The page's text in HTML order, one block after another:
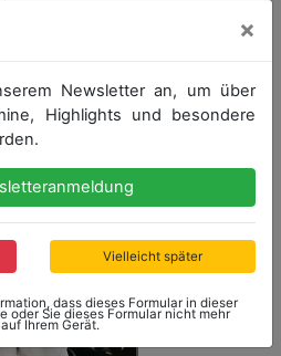
×
Newsletter an, um über
Highlights und besondere
Vielleicht später
dass dieses Formular in dieser
oder Sie dieses Formular nicht mehr
Ihrem Gerät.